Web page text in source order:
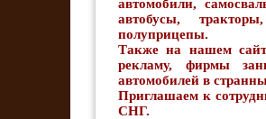
автомобили,
автобусы,
полуприцепы.
Также на нашем
рекламу, фирмы
автомобилей в
Приглашаем к
СНГ.